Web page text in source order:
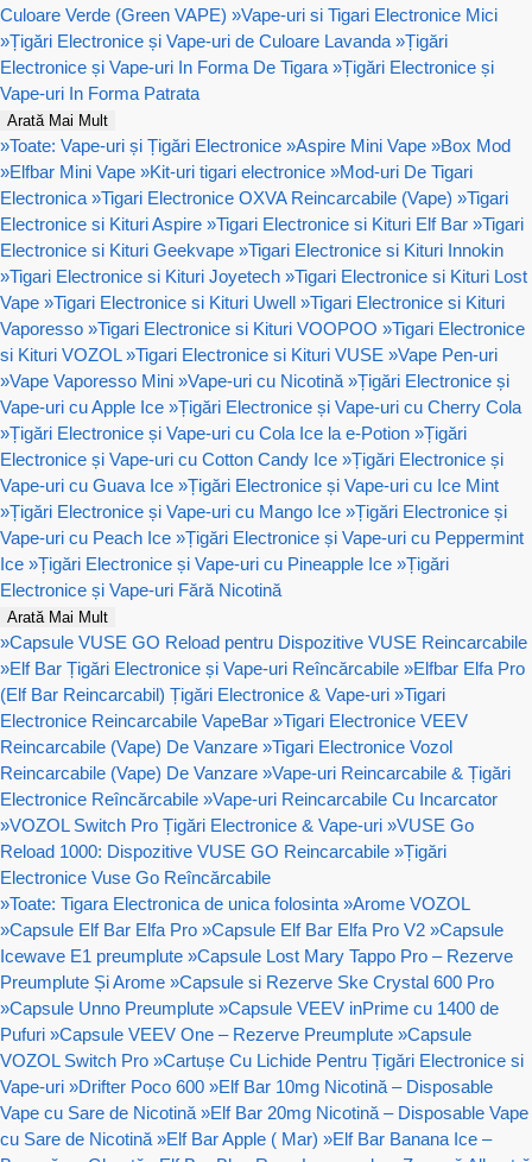
Culoare Verde (Green VAPE) »Vape-uri si Tigari Electronice Mici
»Țigări Electronice și Vape-uri de Culoare Lavanda »Țigări
Electronice și Vape-uri In Forma De Tigara »Țigări Electronice și
Vape-uri In Forma Patrata
Arată Mai Mult
»Toate: Vape-uri și Țigări Electronice »Aspire Mini Vape »Box Mod
»Elfbar Mini Vape »Kit-uri tigari electronice »Mod-uri De Tigari
Electronica »Tigari Electronice OXVA Reincarcabile (Vape) »Tigari
Electronice si Kituri Aspire »Tigari Electronice si Kituri Elf Bar »Tigari
Electronice si Kituri Geekvape »Tigari Electronice si Kituri Innokin
»Tigari Electronice si Kituri Joyetech »Tigari Electronice si Kituri Lost
Vape »Tigari Electronice si Kituri Uwell »Tigari Electronice si Kituri
Vaporesso »Tigari Electronice si Kituri VOOPOO »Tigari Electronice
si Kituri VOZOL »Tigari Electronice si Kituri VUSE »Vape Pen-uri
»Vape Vaporesso Mini »Vape-uri cu Nicotină »Țigări Electronice și
Vape-uri cu Apple Ice »Țigări Electronice și Vape-uri cu Cherry Cola
»Țigări Electronice și Vape-uri cu Cola Ice la e-Potion »Țigări
Electronice și Vape-uri cu Cotton Candy Ice »Țigări Electronice și
Vape-uri cu Guava Ice »Țigări Electronice și Vape-uri cu Ice Mint
»Țigări Electronice și Vape-uri cu Mango Ice »Țigări Electronice și
Vape-uri cu Peach Ice »Țigări Electronice și Vape-uri cu Peppermint
Ice »Țigări Electronice și Vape-uri cu Pineapple Ice »Țigări
Electronice și Vape-uri Fără Nicotină
Arată Mai Mult
»Capsule VUSE GO Reload pentru Dispozitive VUSE Reincarcabile
»Elf Bar Țigări Electronice și Vape-uri Reîncărcabile »Elfbar Elfa Pro
(Elf Bar Reincarcabil) Țigări Electronice & Vape-uri »Tigari
Electronice Reincarcabile VapeBar »Tigari Electronice VEEV
Reincarcabile (Vape) De Vanzare »Tigari Electronice Vozol
Reincarcabile (Vape) De Vanzare »Vape-uri Reincarcabile & Țigări
Electronice Reîncărcabile »Vape-uri Reincarcabile Cu Incarcator
»VOZOL Switch Pro Țigări Electronice & Vape-uri »VUSE Go
Reload 1000: Dispozitive VUSE GO Reincarcabile »Țigări
Electronice Vuse Go Reîncărcabile
»Toate: Tigara Electronica de unica folosinta »Arome VOZOL
»Capsule Elf Bar Elfa Pro »Capsule Elf Bar Elfa Pro V2 »Capsule
Icewave E1 preumplute »Capsule Lost Mary Tappo Pro – Rezerve
Preumplute Și Arome »Capsule si Rezerve Ske Crystal 600 Pro
»Capsule Unno Preumplute »Capsule VEEV inPrime cu 1400 de
Pufuri »Capsule VEEV One – Rezerve Preumplute »Capsule
VOZOL Switch Pro »Cartușe Cu Lichide Pentru Țigări Electronice si
Vape-uri »Drifter Poco 600 »Elf Bar 10mg Nicotină – Disposable
Vape cu Sare de Nicotină »Elf Bar 20mg Nicotină – Disposable Vape
cu Sare de Nicotină »Elf Bar Apple ( Mar) »Elf Bar Banana Ice –